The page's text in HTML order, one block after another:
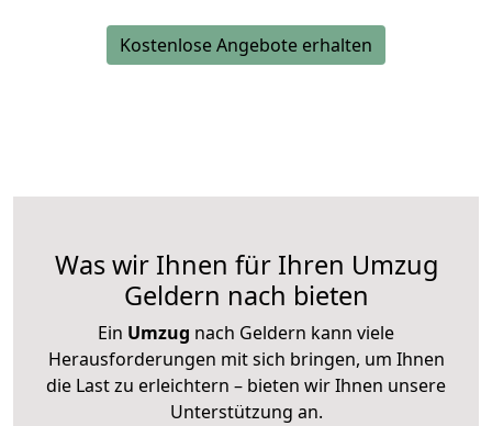
Kostenlose Angebote erhalten
Was wir Ihnen für Ihren Umzug
Geldern nach bieten
Ein Umzug nach Geldern kann viele
Herausforderungen mit sich bringen, um Ihnen
die Last zu erleichtern – bieten wir Ihnen unsere
Unterstützung an.